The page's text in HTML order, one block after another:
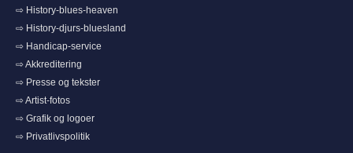
⇨ History-blues-heaven
⇨ History-djurs-bluesland
⇨ Handicap-service
⇨ Akkreditering
⇨ Presse og tekster
⇨ Artist-fotos
⇨ Grafik og logoer
⇨ Privatlivspolitik